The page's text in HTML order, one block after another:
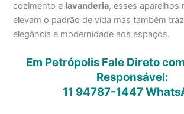
cozimento e lavanderia, esses aparelhos
elevam o padrão de vida mas também
elegância e modernidade aos espaços.
Em Petrópolis Fale Direto
Responsável:
11 94787-1447